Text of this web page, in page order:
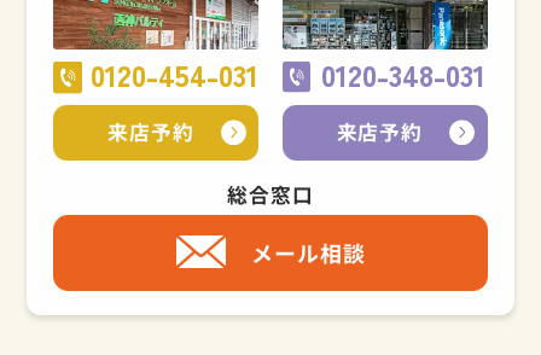
0120-454-031
来店予約
0120-348-031
来店予約
総合窓口
メール相談